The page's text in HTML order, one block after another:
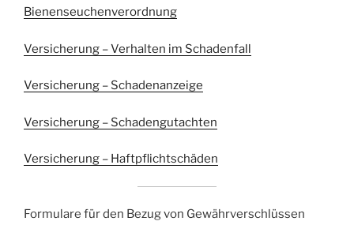
Bienenseuchenverordnung
Versicherung – Verhalten im Schadenfall
Versicherung – Schadenanzeige
Versicherung – Schadengutachten
Versicherung – Haftpflichtschäden
Formulare für den Bezug von Gewährverschlüssen